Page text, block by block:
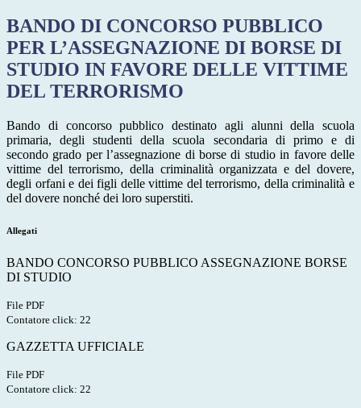
BANDO DI CONCORSO PUBBLICO
PER L’ASSEGNAZIONE DI BORSE DI
STUDIO IN FAVORE DELLE VITTIME
DEL TERRORISMO
Bando di concorso pubblico destinato agli alunni della scuola
primaria, degli studenti della scuola secondaria di primo e di
secondo grado per l’assegnazione di borse di studio in favore delle
vittime del terrorismo, della criminalità organizzata e del dovere,
degli orfani e dei figli delle vittime del terrorismo, della criminalità e
del dovere nonché dei loro superstiti.
Allegati
BANDO CONCORSO PUBBLICO ASSEGNAZIONE BORSE
DI STUDIO
File PDF
Contatore click: 22
GAZZETTA UFFICIALE
File PDF
Contatore click: 22